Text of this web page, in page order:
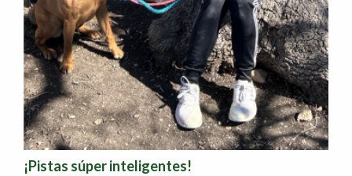
¡Pistas súper inteligentes!